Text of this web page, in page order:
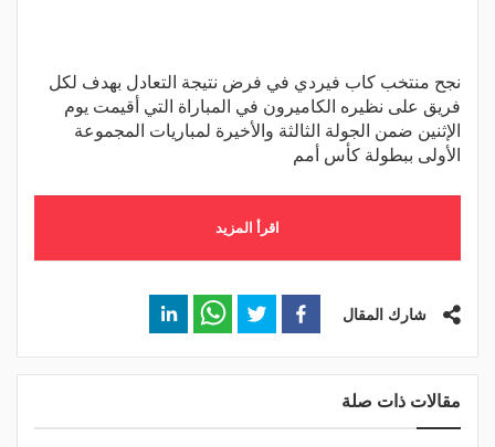
نجح منتخب كاب فيردي في فرض نتيجة التعادل بهدف لكل
فريق على نظيره الكاميرون في المباراة التي أقيمت يوم
الإثنين ضمن الجولة الثالثة والأخيرة لمباريات المجموعة
الأولى ببطولة كأس أمم
اقرأ المزيد
شارك المقال
مقالات ذات صلة